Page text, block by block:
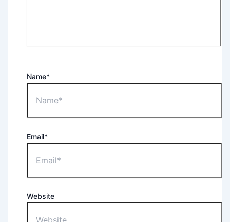
Name*
Email*
Website